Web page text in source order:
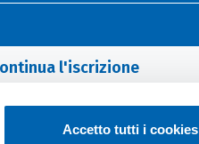
Accetto tutti i cookies
l'iscrizione